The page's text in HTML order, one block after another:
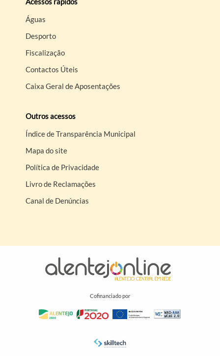
Águas
Desporto
Fiscalização
Contactos Úteis
Caixa Geral de Aposentações
Outros acessos
Índice de Transparência Municipal
Mapa do site
Política de Privacidade
Livro de Reclamações
Canal de Denúncias
Cofinanciado por